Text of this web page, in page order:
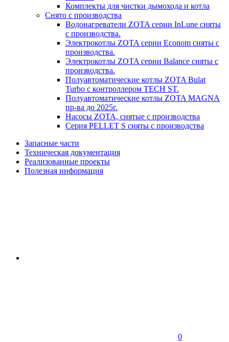
Комплекты для чистки дымохода и котла
Снято с производства
Водонагреватели ZOTA серии InLune сняты
с производства.
Электрокотлы ZOTA серии Econom сняты с
производства.
Электрокотлы ZOTA серии Balance сняты с
производства.
Полуавтоматические котлы ZOTA Bulat
Turbo с контроллером TECH ST.
Полуавтоматические котлы ZOTA MAGNA
пр-ва до 2025г.
Насосы ZOTA, снятые с производства
Серия PELLET S сняты с производства
Запасные части
Техническая документация
Реализованные проекты
Полезная информация
0